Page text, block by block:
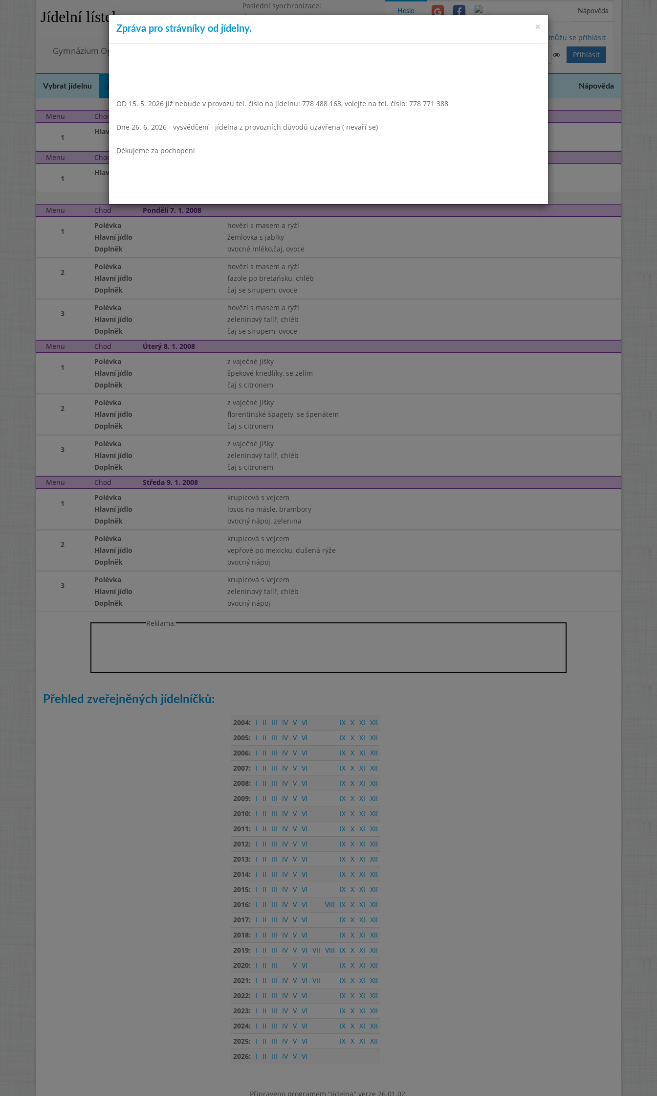
Jídelní lístek
Poslední synchronizace:
Úterý 4.8.2026 12:59
Omezení objednávek
Gymnázium Opatov, Praha 4, Konstantinova 1500
Heslo Nápověda
Nemůžu se přihlásit
Vybrat jídelnu Jídelní lístek Nápověda
Týden 01
Menu
Chod
1
Hlavní jídlo ředitelské volno
Menu Chod Pátek 4. 1. 2008
1
Hlavní jídlo
Menu
Chod Pondělí 7. 1. 2008
1
Polévka
hovězí s masem a rýží
Hlavní jídlo
žemlovka s jablky
Doplněk
ovocné mléko,čaj, ovoce
2
Polévka
hovězí s masem a rýží
Hlavní jídlo
fazole po bretaňsku, chléb
Doplněk
čaj se sirupem, ovoce
3
Polévka
hovězí s masem a rýží
Hlavní jídlo
zeleninový talíř, chléb
Doplněk
čaj se sirupem, ovoce
Menu
Chod Úterý 8. 1. 2008
1
Polévka
z vaječné jíšky
Hlavní jídlo
špekové knedlíky, se zelím
Doplněk
čaj s citronem
2
Polévka
z vaječné jíšky
Hlavní jídlo
florentinské špagety, se špenátem
Doplněk
čaj s citronem
3
Polévka
z vaječné jíšky
Hlavní jídlo
zeleninový talíř, chléb
Doplněk
čaj s citronem
Menu
Chod Středa 9. 1. 2008
1
Polévka
krupicová s vejcem
Hlavní jídlo
losos na másle, brambory
Doplněk
ovocný nápoj, zelenina
2
Polévka
krupicová s vejcem
Hlavní jídlo
vepřové po mexicku, dušená rýže
Doplněk
ovocný nápoj
3
Polévka
krupicová s vejcem
Hlavní jídlo
zeleninový talíř, chléb
Doplněk
ovocný nápoj
Reklama:
Přehled zveřejněných jídelníčků:
2004: I II III IV V VI IX X XI XII
2005:
I II III IV V VI IX X XI XII
2006:
I II III IV V VI IX X XI XII
2007:
I II III IV V VI IX X XI XII
2008:
I II III IV V VI IX X XI XII
2009:
I II III IV V VI IX X XI XII
2010:
I II III IV V VI IX X XI XII
2011:
I II III IV V VI IX X XI XII
2012:
I II III IV V VI IX X XI XII
2013:
I II III IV V VI IX X XI XII
2014:
I II III IV V VI IX X XI XII
2015:
I II III IV V VI IX X XI XII
2016:
I II III IV V VI VIII IX X XI XII
2017:
I II III IV V VI IX X XI XII
2018:
I II III IV V VI IX X XI XII
2019:
I II III IV V VI VII VIII IX X XI XII
2020:
I II III V VI IX X XI XII
2021:
I II III IV V VI VII IX X XI XII
2022:
I II III IV V VI IX X XI XII
2023:
I II III IV V VI IX X XI XII
2024:
I II III IV V VI IX X XI XII
2025:
I II III IV V VI IX X XI XII
2026:
I II III IV V VI
Připraveno programem "Jídelna" verze 26.01.02.
×
Zpráva pro strávníky od jídelny.
OD 15. 5. 2026 již nebude v provozu tel. číslo na jídelnu: 778 488 163, volejte na tel. číslo: 778 771 388
Dne 26. 6. 2026 - vysvědčení - jídelna z provozních důvodů uzavřena ( nevaří se)
Děkujeme za pochopení